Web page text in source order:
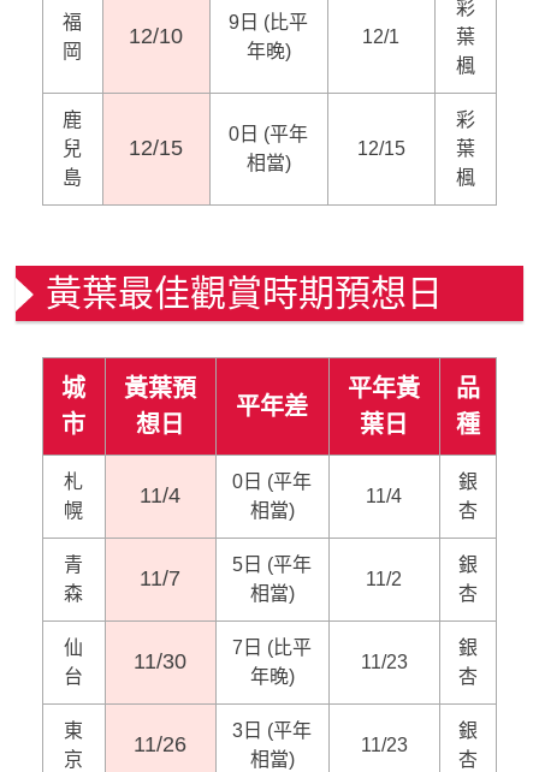
福
岡
12/10
9日 (比平
年晚)
12/1
彩
葉
楓
鹿
兒
島
12/15
0日 (平年
相當)
12/15
彩
葉
楓
黃葉最佳觀賞時期預想日
城
市
黃葉預
想日
平年差
平年黃
葉日
品
種
札
幌
11/4
0日 (平年
相當)
11/4
銀
杏
青
森
11/7
5日 (平年
相當)
11/2
銀
杏
仙
台
11/30
7日 (比平
年晚)
11/23
銀
杏
東
京
11/26
3日 (平年
相當)
11/23
銀
杏